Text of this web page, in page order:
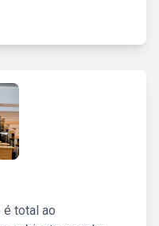
é total ao